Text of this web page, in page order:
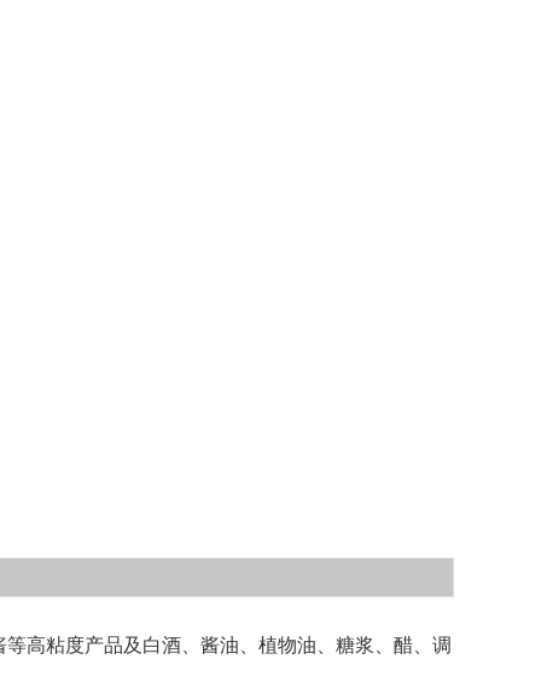
高粘度产品及白酒、酱油、植物油、糖浆、醋、调